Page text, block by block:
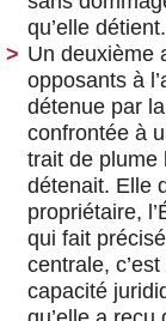
qu’elle détient.
Un deuxième
opposants à
détenue par
confrontée à
trait de plume
détenait. Elle
propriétaire,
qui fait
centrale,
capacité